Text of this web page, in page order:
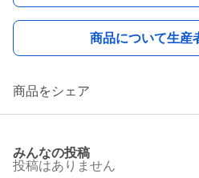
商品について生産
商品をシェア
みんなの投稿
投稿はありません